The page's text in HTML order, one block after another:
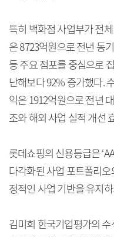
특히 백화점 사업부가 전
은 8723억원으로 전년 동
등 주요 점포를 중심으로
난해보다 92% 증가했다.
익은 1912억원으로 전년
조와 해외 사업 실적 개선
롯데쇼핑의 신용등급은
다각화된 사업 포트폴리
정적인 사업 기반을 유지
김미희 한국기업평가의